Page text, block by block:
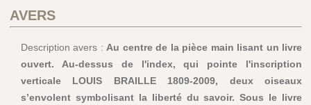
AVERS
Description avers : Au centre de la pièce main lisant un livre
ouvert. Au-dessus de l'index, qui pointe l'inscription
verticale LOUIS BRAILLE 1809-2009, deux oiseaux
s’envolent symbolisant la liberté du savoir. Sous le livre